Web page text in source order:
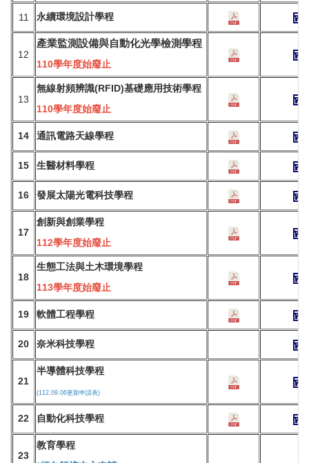
11 永續環境設計學程
12
產業監測設備與自動化光學檢測學程
110學年度始廢止
13
無線射頻辨識(RFID)基礎應用技術學程
110學年度始廢止
14 通訊電路天線學程
15 生醫材料學程
16 發展太陽光電科技學程
17
創新與創業學程
112學年度始廢止
18
生態工法與土木環境學程
113學年度始廢止
19 軟體工程學程
20 奈米科技學程
21
半導體科技學程
(112.09.06更新申請表)
22 自動化科技學程
23
教育學程